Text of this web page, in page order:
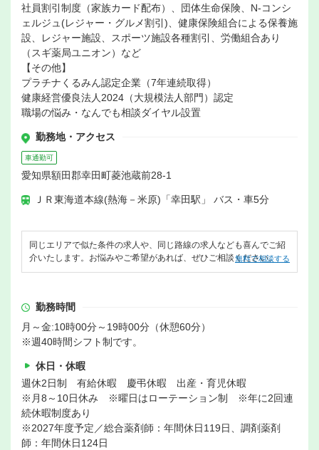
社員割引制度（家族カード配布）、団体生命保険、N-コンシ
ェルジュ(レジャー・グルメ割引)、健康保険組合による保養施
設、レジャー施設、スポーツ施設各種割引、労働組合あり
（スギ薬局ユニオン）など
【その他】
プラチナくるみん認定企業（7年連続取得）
健康経営優良法人2024（大規模法人部門）認定
職場の悩み・なんでも相談ダイヤル設置
勤務地・アクセス
車通勤可
愛知県額田郡幸田町菱池蔵前28-1
ＪＲ東海道本線(熱海－米原)「幸田駅」 バス・車5分
同じエリアで似た条件の求人や、同じ路線の求人なども喜んでご紹
介いたします。お悩みやご希望があれば、ぜひご相談ください。
無料で相談する
勤務時間
月～金:10時00分～19時00分（休憩60分）
※週40時間シフト制です。
休日・休暇
週休2日制 有給休暇 慶弔休暇 出産・育児休暇
※月8～10日休み ※曜日はローテーション制 ※年に2回連
続休暇制度あり
※2027年度予定／総合薬剤師：年間休日119日、調剤薬剤
師：年間休日124日